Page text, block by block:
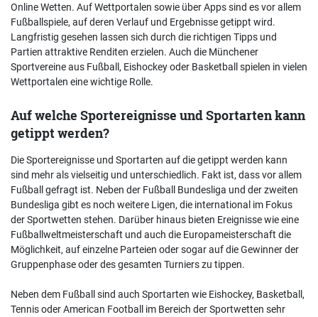
Online Wetten. Auf Wettportalen sowie über Apps sind es vor allem
Fußballspiele, auf deren Verlauf und Ergebnisse getippt wird.
Langfristig gesehen lassen sich durch die richtigen Tipps und
Partien attraktive Renditen erzielen. Auch die Münchener
Sportvereine aus Fußball, Eishockey oder Basketball spielen in vielen
Wettportalen eine wichtige Rolle.
Auf welche Sportereignisse und Sportarten kann
getippt werden?
Die Sportereignisse und Sportarten auf die getippt werden kann
sind mehr als vielseitig und unterschiedlich. Fakt ist, dass vor allem
Fußball gefragt ist. Neben der Fußball Bundesliga und der zweiten
Bundesliga gibt es noch weitere Ligen, die international im Fokus
der Sportwetten stehen. Darüber hinaus bieten Ereignisse wie eine
Fußballweltmeisterschaft und auch die Europameisterschaft die
Möglichkeit, auf einzelne Parteien oder sogar auf die Gewinner der
Gruppenphase oder des gesamten Turniers zu tippen.
Neben dem Fußball sind auch Sportarten wie Eishockey, Basketball,
Tennis oder American Football im Bereich der Sportwetten sehr